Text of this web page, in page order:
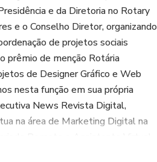
e da Diretoria no Rotary
e o Conselho Diretor, organizando
de projetos sociais
prêmio de menção Rotária
de Designer Gráfico e Web
nesta função em sua própria
News Revista Digital,
na área de Marketing Digital na
curso para a área na Universidade